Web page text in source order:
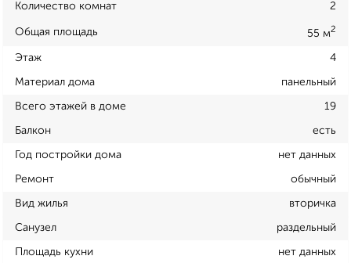
Количество комнат 2
Общая площадь 55 м2
Этаж 4
Материал дома панельный
Всего этажей в доме 19
Балкон есть
Год постройки дома нет данных
Ремонт обычный
Вид жилья вторичка
Санузел раздельный
Площадь кухни нет данных